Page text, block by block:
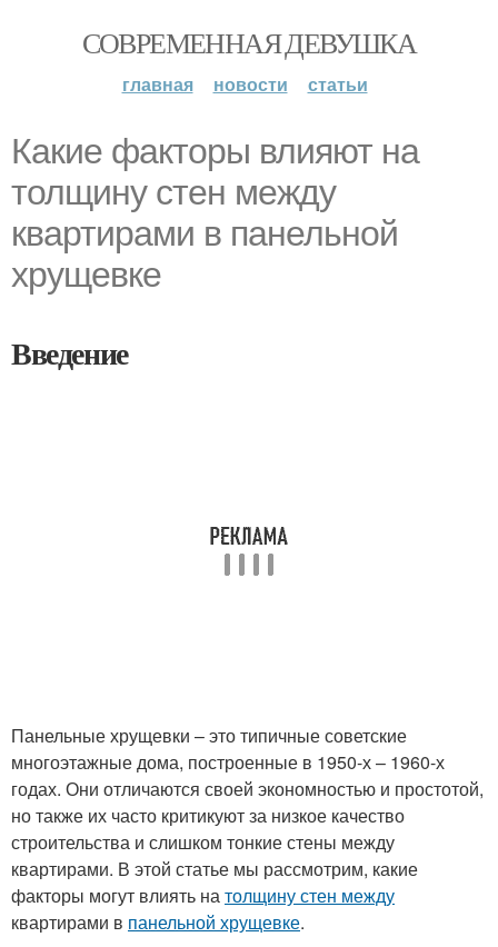
СОВРЕМЕННАЯ ДЕВУШКА
главная новости статьи
Какие факторы влияют на
толщину стен между
квартирами в панельной
хрущевке
Введение
Панельные хрущевки – это типичные советские
многоэтажные дома, построенные в 1950-х – 1960-х
годах. Они отличаются своей экономностью и простотой,
но также их часто критикуют за низкое качество
строительства и слишком тонкие стены между
квартирами. В этой статье мы рассмотрим, какие
факторы могут влиять натолщину стен между
квартирами в панельной хрущевке.